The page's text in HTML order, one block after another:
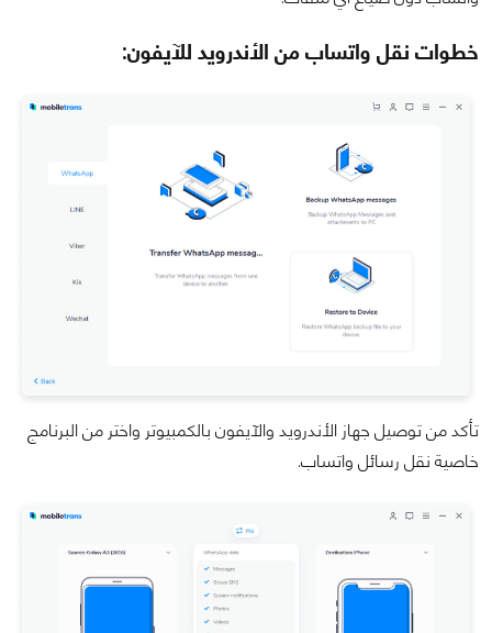
خطوات نقل واتساب من الأندرويد للآيفون:
تأكد من توصيل جهاز الأندرويد والآيفون بالكمبيوتر واختر من البرنامج
خاصية نقل رسائل واتساب.